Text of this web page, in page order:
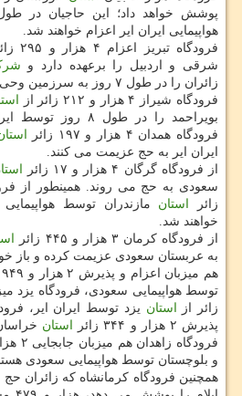
پوشش خواهد داد؛ این حاجیان در طول ۹ روز و
هواپیمایی ایران ایر اعزام خواهند شد.
فرودگاه تبریز اعزام ۴ هزار و ۲۹۵ زائر از
شرقی و اردبیل را برعهده دارد و
زائران را در طول ۷ روز به سرزمین وحی اعزام خواهد نمود.
فرودگاه شیراز ۴ هزار و ۲۱۲ زائر از
بویراحمد را در طول
فرودگاه همدان ۴ هزار و ۱۹۷ زائر
ایران ایر به حج عزیمت می كنند.
از فرودگاه گرگان ۴ هزار و ۱۷ زائر
زائر استان مازندران توسط
خواهند شد.
از فرودگاه كرمان ۳ هزار و ۴۴۵ زائر
به عربستان سعودی عزیمت كرده و باز
هم میزبان اعزام و پذیرش ۲ هزار و ۹۴۹ زائر
زائر از استان یزد توسط ایران ایر،
پذیرش ۲ هزار و ۳۴۴ زائر
استان
فرودگاه زاهدان هم میزبان جابجایی ۲ هزار و ۶۴ زائر
و بلوچستان توسط هواپیمایی سعودی
همچنین فرودگاه كرمانشاه كه زائران حج